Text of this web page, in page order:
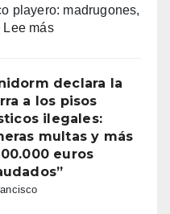
playero: madrugones,
Lee más:
la
batalla
por
la
primera
línea:
declara la
a los pisos
ilegales:
multas y más
euros